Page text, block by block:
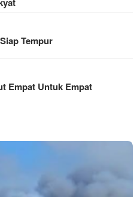
Tempur
Empat Untuk Empat